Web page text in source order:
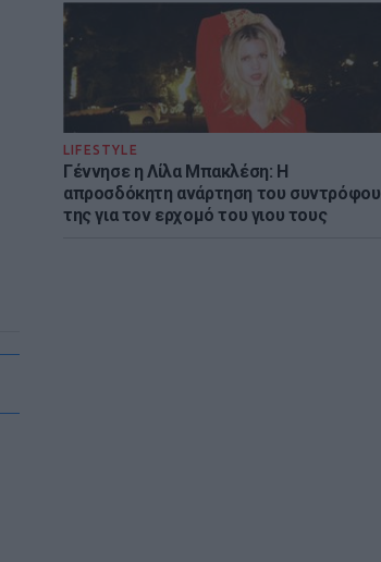
LIFESTYLE
Γέννησε η Λίλα Μπακλέση: Η
απροσδόκητη ανάρτηση του συντρόφου
της για τον ερχομό του γιου τους